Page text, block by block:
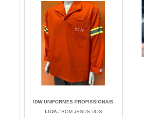
IDW UNIFORMES PROFISSIONAIS
LTDA/ BOM JESUS DOS